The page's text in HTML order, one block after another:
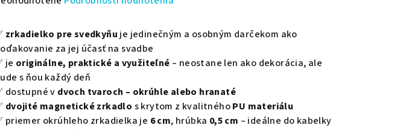
produktu
hviezdičiek.
zrkadielko pre svedkyňu je jedinečným a osobným darčekom ako
za jej účasť na svadbe
je originálne, praktické a využiteľné – neostane len ako dekorácia, ale
s ňou každý deň
dostupné v dvoch tvaroch – okrúhle alebo hranaté
dvojité magnetické zrkadlo s krytom z kvalitnéhoPU materiálu
priemer okrúhleho zrkadielka je 6 cm, hrúbka 0,5 cm – ideálne do kabelky